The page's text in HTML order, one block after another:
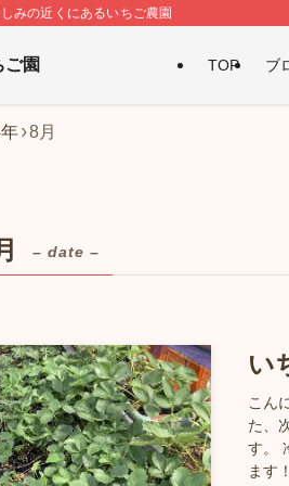
みの近くにあるいちご農園
ご園 TOP ブ
8月
– date –
い
こん
た、
す。
ます